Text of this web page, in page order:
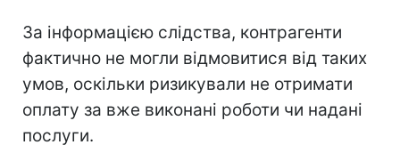
За інформацією слідства, контрагенти
фактично не могли відмовитися від таких
умов, оскільки ризикували не отримати
оплату за вже виконані роботи чи надані
послуги.